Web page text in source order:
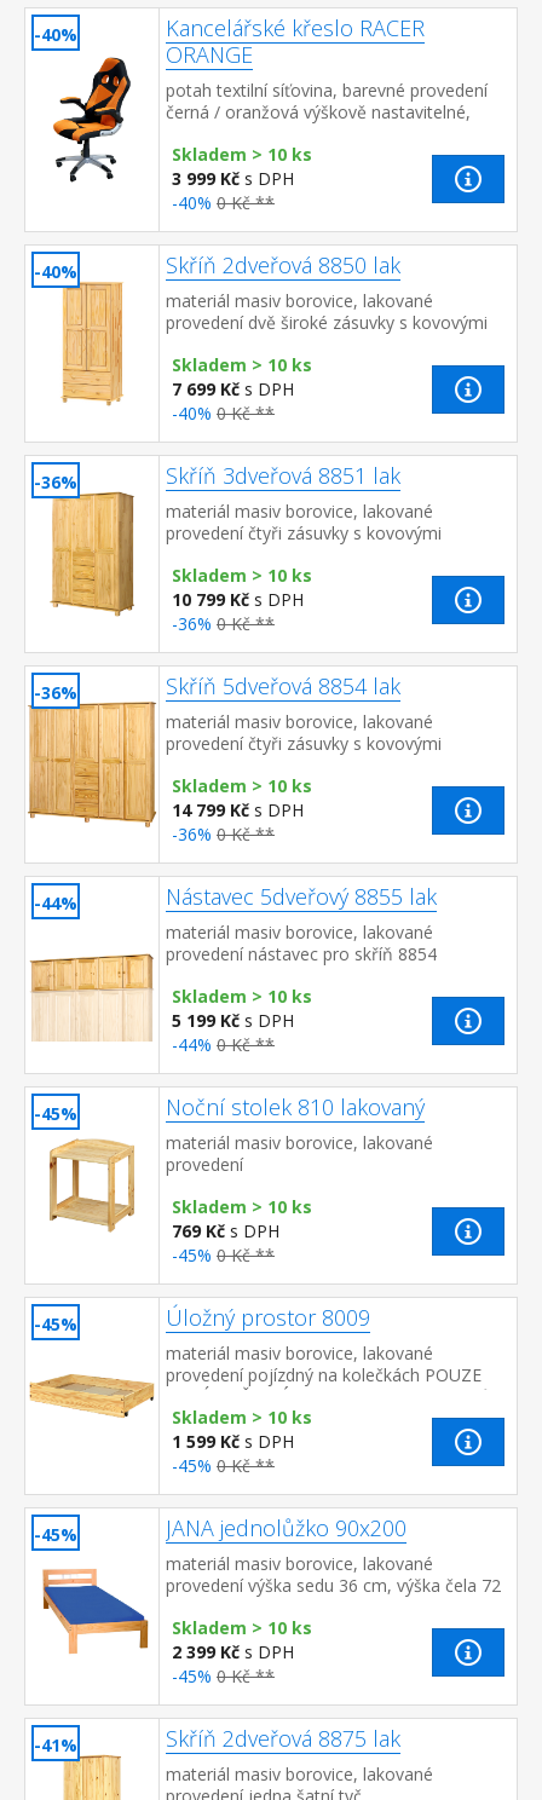
-40%
Kancelářské křeslo RACER
ORANGE
potah textilní síťovina, barevné provedení
černá / oranžová výškově nastavitelné,
mechanismus, kříž ve stříbr...
Skladem > 10 ks
3 999 Kč s DPH
-40% 0 Kč **
-40% Skříň 2dveřová 8850 lak
materiál masiv borovice, lakované
provedení dvě široké zásuvky s kovovými
police doporučený nástave...
Skladem > 10 ks
7 699 Kč s DPH
-40% 0 Kč **
-36% Skříň 3dveřová 8851 lak
materiál masiv borovice, lakované
provedení čtyři zásuvky s kovovými
střední části 1 police a v prav...
Skladem > 10 ks
10 799 Kč s DPH
-36% 0 Kč **
-36% Skříň 5dveřová 8854 lak
materiál masiv borovice, lakované
provedení čtyři zásuvky s kovovými
střední části 1 police a v prav...
Skladem > 10 ks
14 799 Kč s DPH
-36% 0 Kč **
-44% Nástavec 5dveřový 8855 lak
materiál masiv borovice, lakované
provedení nástavec pro skříň 8854
Skladem > 10 ks
5 199 Kč s DPH
-44% 0 Kč **
-45% Noční stolek 810 lakovaný
materiál masiv borovice, lakované
provedení
Skladem > 10 ks
769 Kč s DPH
-45% 0 Kč **
-45% Úložný prostor 8009
materiál masiv borovice, lakované
provedení pojízdný na kolečkách POUZE
SUDÝ POČET! Úložný prostor 8009 je kvůli
balení produktu možno ...
Skladem > 10 ks
1 599 Kč s DPH
-45% 0 Kč **
-45% JANA jednolůžko 90x200
materiál masiv borovice, lakované
provedení výška sedu 36 cm, výška čela 72
ceně doporučený rozměr matr...
Skladem > 10 ks
2 399 Kč s DPH
-45% 0 Kč **
-41% Skříň 2dveřová 8875 lak
materiál masiv borovice, lakované